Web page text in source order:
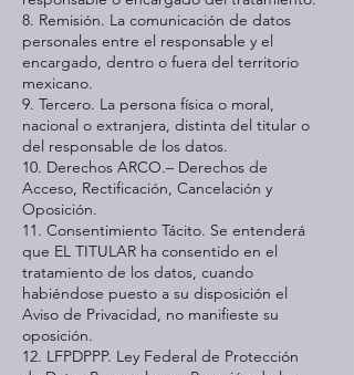
8. Remisión. La comunicación de datos
personales entre el responsable y el
encargado, dentro o fuera del territorio
mexicano.
9. Tercero. La persona física o moral,
nacional o extranjera, distinta del titular o
del responsable de los datos.
10. Derechos ARCO.– Derechos de
Acceso, Rectificación, Cancelación y
Oposición.
11. Consentimiento Tácito. Se entenderá
que EL TITULAR ha consentido en el
tratamiento de los datos, cuando
habiéndose puesto a su disposición el
Aviso de Privacidad, no manifieste su
oposición.
12. LFPDPPP. Ley Federal de Protección